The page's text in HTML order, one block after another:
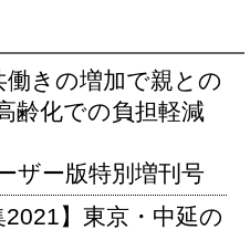
働きの増加で親との
齢化での負担軽減
ザー版特別増刊号
2021】東京・中延の